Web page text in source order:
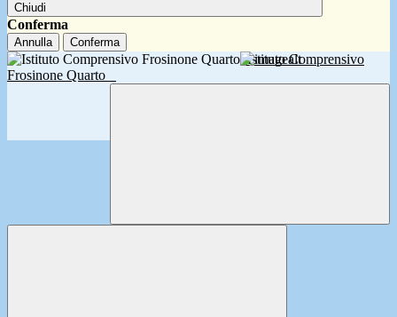
Chiudi
Conferma
Annulla Conferma
Istituto Comprensivo
Frosinone Quarto